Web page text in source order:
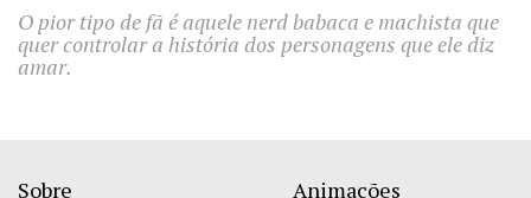
O pior tipo de fã é aquele nerd babaca e machista que
quer controlar a história dos personagens que ele diz
amar.
Sobre Animações